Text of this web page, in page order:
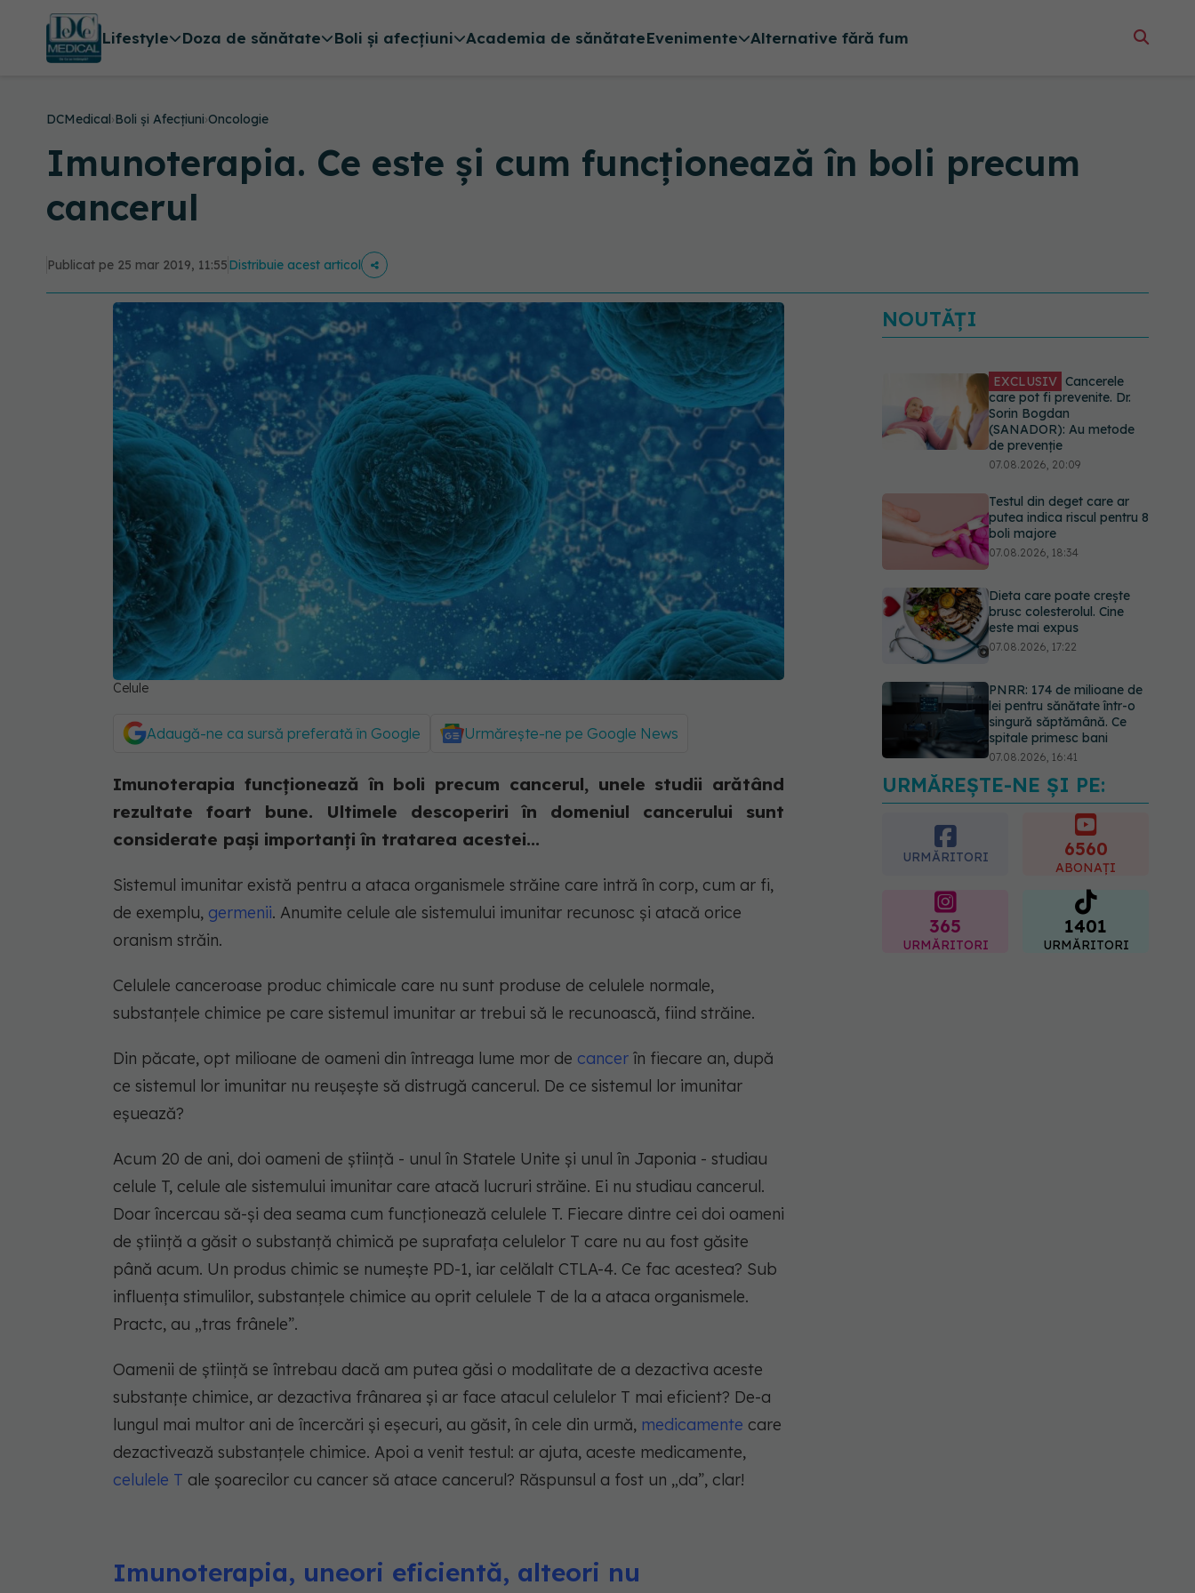
Lifestyle Doza de sănătate Boli și afecțiuni Academia de sănătateEvenimente Alternative fără fum
DCMedical›Boli și Afecțiuni›Oncologie
Imunoterapia. Ce este și cum funcționează în boli precum
cancerul
Publicat pe 25 mar 2019, 11:55Distribuie acest articol
Celule
Adaugă-ne ca sursă preferată în Google Urmărește-ne pe Google News
Imunoterapia funcționează în boli precum cancerul, unele studii arătând
rezultate foart bune. Ultimele descoperiri în domeniul cancerului sunt
considerate pași importanți în tratarea acestei...
Sistemul imunitar există pentru a ataca organismele străine care intră în corp, cum ar fi,
de exemplu, germenii. Anumite celule ale sistemului imunitar recunosc și atacă orice
oranism străin.
Celulele canceroase produc chimicale care nu sunt produse de celulele normale,
substanțele chimice pe care sistemul imunitar ar trebui să le recunoască, fiind străine.
Din păcate, opt milioane de oameni din întreaga lume mor de cancer în fiecare an, după
ce sistemul lor imunitar nu reușește să distrugă cancerul. De ce sistemul lor imunitar
eșuează?
Acum 20 de ani, doi oameni de știință - unul în Statele Unite și unul în Japonia - studiau
celule T, celule ale sistemului imunitar care atacă lucruri străine. Ei nu studiau cancerul.
Doar încercau să-și dea seama cum funcționează celulele T. Fiecare dintre cei doi oameni
de știință a găsit o substanță chimică pe suprafața celulelor T care nu au fost găsite
până acum. Un produs chimic se numește PD-1, iar celălalt CTLA-4. Ce fac acestea? Sub
influența stimulilor, substanțele chimice au oprit celulele T de la a ataca organismele.
Practc, au „tras frânele”.
Oamenii de știință se întrebau dacă am putea găsi o modalitate de a dezactiva aceste
substanțe chimice, ar dezactiva frânarea și ar face atacul celulelor T mai eficient? De-a
lungul mai multor ani de încercări și eșecuri, au găsit, în cele din urmă, medicamente care
dezactivează substanțele chimice. Apoi a venit testul: ar ajuta, aceste medicamente,
celulele T ale șoarecilor cu cancer să atace cancerul? Răspunsul a fost un „da”, clar!
Imunoterapia, uneori eficientă, alteori nu
NOUTĂȚI
EXCLUSIV Cancerele
care pot fi prevenite. Dr.
Sorin Bogdan
(SANADOR): Au metode
de prevenție
07.08.2026, 20:09
Testul din deget care ar
putea indica riscul pentru 8
boli majore
07.08.2026, 18:34
Dieta care poate crește
brusc colesterolul. Cine
este mai expus
07.08.2026, 17:22
PNRR: 174 de milioane de
lei pentru sănătate într-o
singură săptămână. Ce
spitale primesc bani
07.08.2026, 16:41
Ce spune culoarea ta
preferată despre vârsta
pe care o ai. Care este
"codul cromatic" al
URMĂREȘTE-NE ȘI PE:
URMĂRITORI 6560
ABONAȚI
365
URMĂRITORI
1401
URMĂRITORI